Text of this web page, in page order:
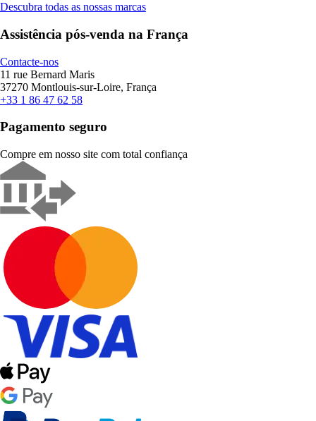
Descubra todas as nossas marcas
Assistência pós-venda na França
Contacte-nos
11 rue Bernard Maris
37270 Montlouis-sur-Loire, França
+33 1 86 47 62 58
Pagamento seguro
Compre em nosso site com total confiança